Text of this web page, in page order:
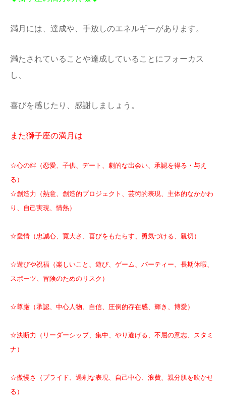
満月には、達成や、手放しのエネルギーがあります。
満たされていることや達成していること にフォーカス
し、
喜びを感じたり、感謝しましょう。
また獅子座の満月は
☆心の絆（恋愛、子供、デート、劇的な出会い、承認を得る・与え
る）
☆創造力（熱意、創造的プロジェクト、芸術的表現、主体的なかかわ
り、自己実現、情熱）
☆愛情（忠誠心、寛大さ、喜びをもたらす、勇気づける、親切）
☆遊びや祝福（楽しいこと、遊び、ゲーム、パーティー、長期休暇、
スポーツ、冒険のためのリスク）
☆尊厳（承認、中心人物、自信、圧倒的存在感、輝き、博愛）
☆決断力（リーダーシップ、集中、やり遂げる、不屈の意志、スタミ
ナ）
☆傲慢さ（プライド、過剰な表現、自己中心、浪費、親分肌を吹かせ
る）